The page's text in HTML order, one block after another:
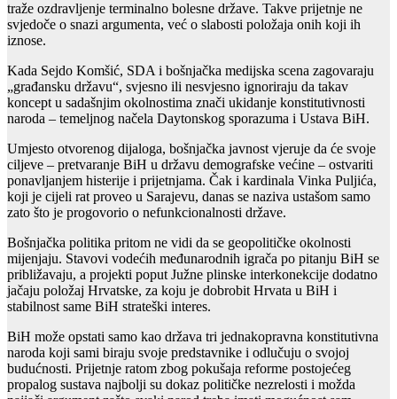
traže ozdravljenje terminalno bolesne države. Takve prijetnje ne
svjedoče o snazi argumenta, već o slabosti položaja onih koji ih
iznose.
Kada Sejdo Komšić, SDA i bošnjačka medijska scena zagovaraju
„građansku državu“, svjesno ili nesvjesno ignoriraju da takav
koncept u sadašnjim okolnostima znači ukidanje konstitutivnosti
naroda – temeljnog načela Daytonskog sporazuma i Ustava BiH.
Umjesto otvorenog dijaloga, bošnjačka javnost vjeruje da će svoje
ciljeve – pretvaranje BiH u državu demografske većine – ostvariti
ponavljanjem histerije i prijetnjama. Čak i kardinala Vinka Puljića,
koji je cijeli rat proveo u Sarajevu, danas se naziva ustašom samo
zato što je progovorio o nefunkcionalnosti države.
Bošnjačka politika pritom ne vidi da se geopolitičke okolnosti
mijenjaju. Stavovi vodećih međunarodnih igrača po pitanju BiH se
približavaju, a projekti poput Južne plinske interkonekcije dodatno
jačaju položaj Hrvatske, za koju je dobrobit Hrvata u BiH i
stabilnost same BiH strateški interes.
BiH može opstati samo kao država tri jednakopravna konstitutivna
naroda koji sami biraju svoje predstavnike i odlučuju o svojoj
budućnosti. Prijetnje ratom zbog pokušaja reforme postojećeg
propalog sustava najbolji su dokaz političke nezrelosti i možda